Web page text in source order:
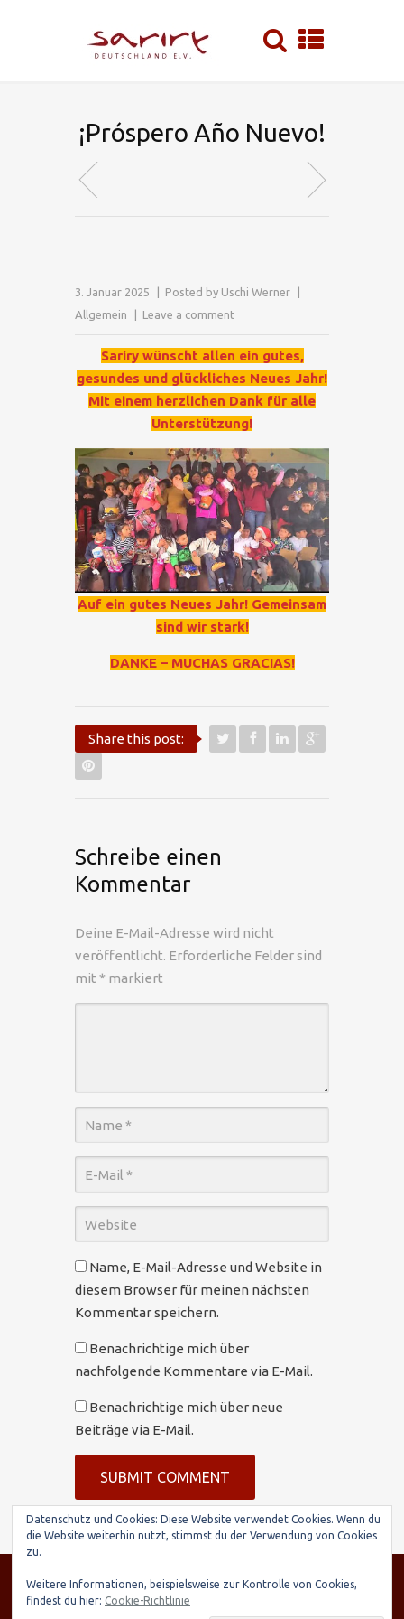
¡Próspero Año Nuevo!
3. Januar 2025 Posted by Uschi Werner
Allgemein
Leave a comment
Sariry wünscht allen ein gutes,
gesundes und glückliches Neues Jahr!
Mit einem herzlichen Dank für alle
Unterstützung!
Auf ein gutes Neues Jahr! Gemeinsam
sind wir stark!
DANKE – MUCHAS GRACIAS!
Share this post:
Schreibe einen
Kommentar
Deine E-Mail-Adresse wird nicht
veröffentlicht. Erforderliche Felder sind
mit * markiert
Name, E-Mail-Adresse und Website in
diesem Browser für meinen nächsten
Kommentar speichern.
Benachrichtige mich über
nachfolgende Kommentare via E-Mail.
Benachrichtige mich über neue
Beiträge via E-Mail.
Datenschutz und Cookies: Diese Website verwendet Cookies. Wenn du
die Website weiterhin nutzt, stimmst du der Verwendung von Cookies
zu.
Weitere Informationen, beispielsweise zur Kontrolle von Cookies,
findest du hier: Cookie-Richtlinie
© SARIRY Deutschland e.V., Seltenhornstr. 21,
84559 Kraiburg | Spendenkonto: Raiffeisenbank